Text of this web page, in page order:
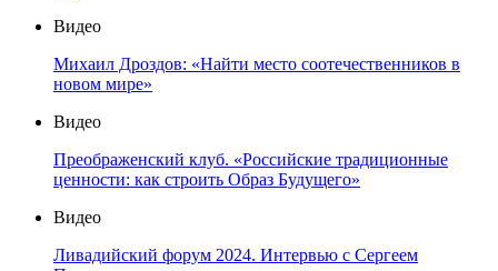
Видео
Михаил Дроздов: «Найти место соотечественников в
новом мире»
Видео
Преображенский клуб. «Российские традиционные
ценности: как строить Образ Будущего»
Видео
Ливадийский форум 2024. Интервью с Сергеем